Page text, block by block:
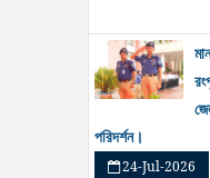
পরিদর্শন।
24-Jul-2026